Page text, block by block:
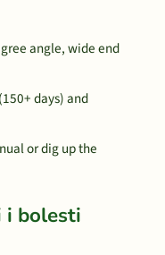
angle, wide end
days) and
or dig up the
i bolesti